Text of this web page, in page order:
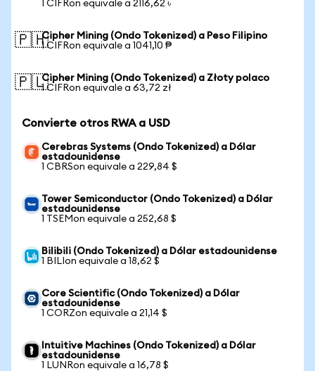
1 CIFRon equivale a 2116,62 ৳
🇵🇭Cipher Mining (Ondo Tokenized) a Peso Filipino
1 CIFRon equivale a 1041,10 ₱
🇵🇱Cipher Mining (Ondo Tokenized) a Złoty polaco
1 CIFRon equivale a 63,72 zł
Convierte otros RWA a USD
Cerebras Systems (Ondo Tokenized) a Dólar
estadounidense
1 CBRSon equivale a 229,84 $
Tower Semiconductor (Ondo Tokenized) a Dólar
estadounidense
1 TSEMon equivale a 252,68 $
Bilibili (Ondo Tokenized) a Dólar estadounidense
1 BILIon equivale a 18,62 $
Core Scientific (Ondo Tokenized) a Dólar
estadounidense
1 CORZon equivale a 21,14 $
Intuitive Machines (Ondo Tokenized) a Dólar
estadounidense
1 LUNRon equivale a 16,78 $